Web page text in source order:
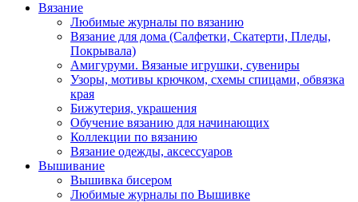
Вязание
Любимые журналы по вязанию
Вязание для дома (Салфетки, Скатерти, Пледы,
Покрывала)
Амигуруми. Вязаные игрушки, сувениры
Узоры, мотивы крючком, схемы спицами, обвязка
края
Бижутерия, украшения
Обучение вязанию для начинающих
Коллекции по вязанию
Вязание одежды, аксессуаров
Вышивание
Вышивка бисером
Любимые журналы по Вышивке